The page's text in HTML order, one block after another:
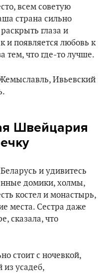
всем советую
страна сильно
глаза и
и появляется любовь к
тем, что где-то лучше.
Ивьевский
Швейцария
и удивитесь
домики, холмы,
костел и монастырь,
места. Сестра даже
сказала, что
стоит с ночевкой,
из усадеб,